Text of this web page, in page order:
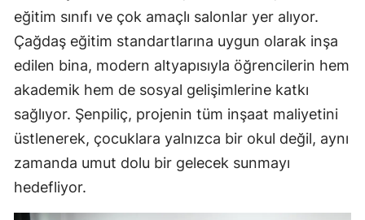
eğitim sınıfı ve çok amaçlı salonlar yer alıyor.
Çağdaş eğitim standartlarına uygun olarak inşa
edilen bina, modern altyapısıyla öğrencilerin hem
akademik hem de sosyal gelişimlerine katkı
sağlıyor. Şenpiliç, projenin tüm inşaat maliyetini
üstlenerek, çocuklara yalnızca bir okul değil, aynı
zamanda umut dolu bir gelecek sunmayı
hedefliyor.